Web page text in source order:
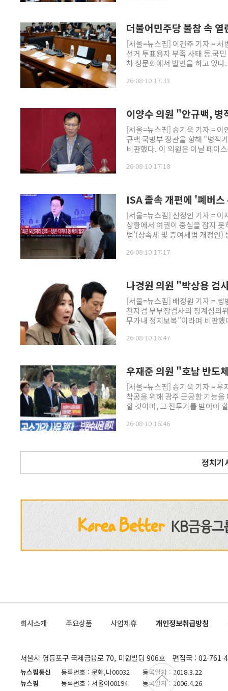
더불어민주당 불참 속 열
[서울=뉴스핌] 이건주 기자 = 서
선거 투표용지 부족 사태 등 국
차 청문회에서 발언을 하고 있다.
26-08-10 17:33
이양수 의원 "안규백,
[서울=뉴스핌] 송기욱 기자 = 이
규백 국방부 장관을 향해 "병적
비판했다. 이 의원은 이날 페이
26-08-10 17:18
ISA 졸속 개편에 '폐버
[서울=뉴스핌] 신정인 기자 =
상황에서 여권이 중심을 잡지
법'(상속세 및 증여세법 개정안)
했다는 비판이 나온다. 특히 주
26-08-10 17:17
나경원 의원 "박상용 검
[서울=뉴스핌] 배정원 기자 = 쌍
천지검 부부장검사의 징계심의
무가내 정치보복"이라며 비판
이 밝혔다.
26-08-10 16:47
우재준 의원 "호남 반도
[서울=뉴스핌] 송기욱 기자 = 우
착공을 위해 광주 군공항 기능
할 것이며, 그 전투기를 받아야
수 있게 전투기까지 다른 지역
26-08-10 16:46
정치기
회사소개 주요상품 사업제휴 개인정보취급방침
서울시 영등포구 국제금융로 70, 미원빌딩 906호 편집국 : 02-761-
뉴스핌통신 등록번호 : 문화,나00032
등록일자 : 2018.3.22
뉴스핌
등록번호 : 서울아00194 등록일자 : 2006.4.26